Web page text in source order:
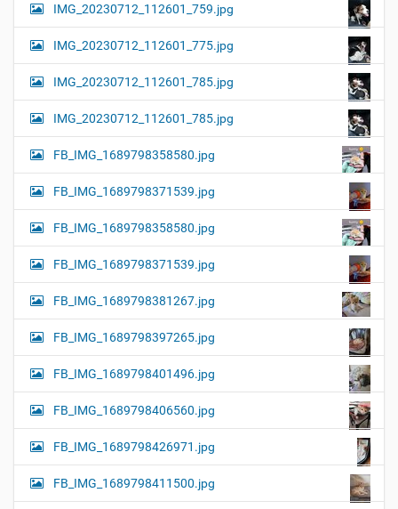
IMG_20230712_112601_759.jpg
IMG_20230712_112601_775.jpg
IMG_20230712_112601_785.jpg
IMG_20230712_112601_785.jpg
FB_IMG_1689798358580.jpg
FB_IMG_1689798371539.jpg
FB_IMG_1689798358580.jpg
FB_IMG_1689798371539.jpg
FB_IMG_1689798381267.jpg
FB_IMG_1689798397265.jpg
FB_IMG_1689798401496.jpg
FB_IMG_1689798406560.jpg
FB_IMG_1689798426971.jpg
FB_IMG_1689798411500.jpg